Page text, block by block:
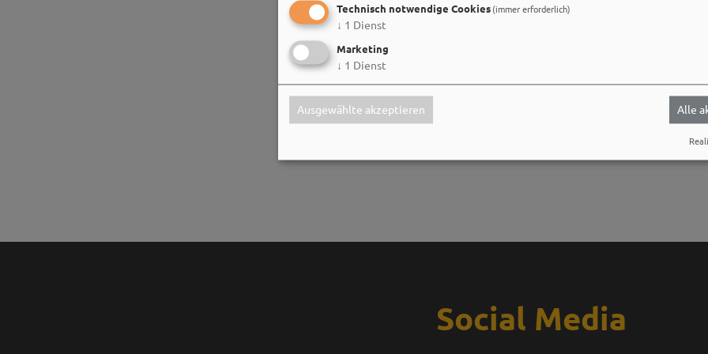
Social Media
Technisch notwendige Cookies(immer erforderlich)
↓ 1 Dienst
Marketing
↓ 1 Dienst
Ausgewählte akzeptieren Alle